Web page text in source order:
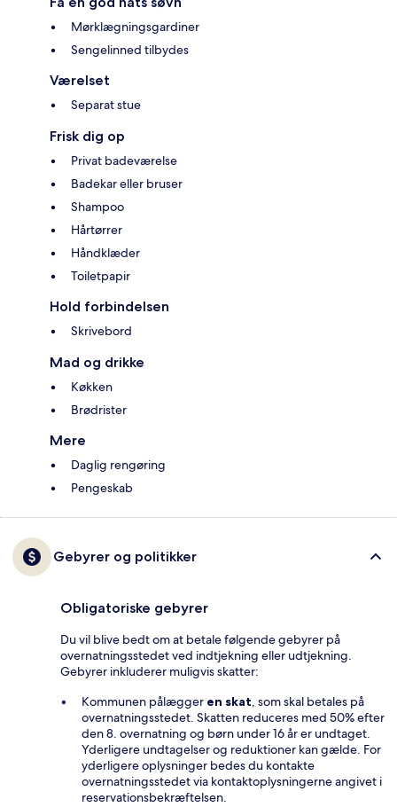
Mørklægningsgardiner
Sengelinned tilbydes
Værelset
Separat stue
Frisk dig op
Privat badeværelse
Badekar eller bruser
Shampoo
Hårtørrer
Håndklæder
Toiletpapir
Hold forbindelsen
Skrivebord
Mad og drikke
Køkken
Brødrister
Mere
Daglig rengøring
Pengeskab
Gebyrer og politikker
Obligatoriske gebyrer
Du vil blive bedt om at betale følgende gebyrer på
overnatningsstedet ved indtjekning eller udtjekning.
Gebyrer inkluderer muligvis skatter:
Kommunen pålægger en skat, som skal betales på
overnatningsstedet. Skatten reduceres med 50% efter
den 8. overnatning og børn under 16 år er undtaget.
Yderligere undtagelser og reduktioner kan gælde. For
yderligere oplysninger bedes du kontakte
overnatningsstedet via kontaktoplysningerne angivet i
reservationsbekræftelsen.